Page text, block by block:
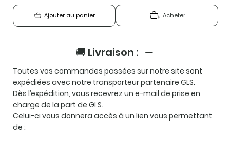
Ajouter au panier Acheter
🚚 Livraison :
Toutes vos commandes passées sur notre site sont
expédiées avec notre transporteur partenaire GLS.
Dès l’expédition, vous recevrez un e-mail de prise en
charge de la part de GLS.
Celui-ci vous donnera accès à un lien vous permettant
de :